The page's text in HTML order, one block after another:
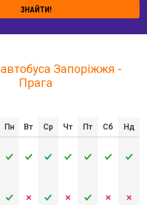
ЗНАЙТИ!
Запоріжжя -
Прага
Пн Вт Ср Чт Пт Сб Нд